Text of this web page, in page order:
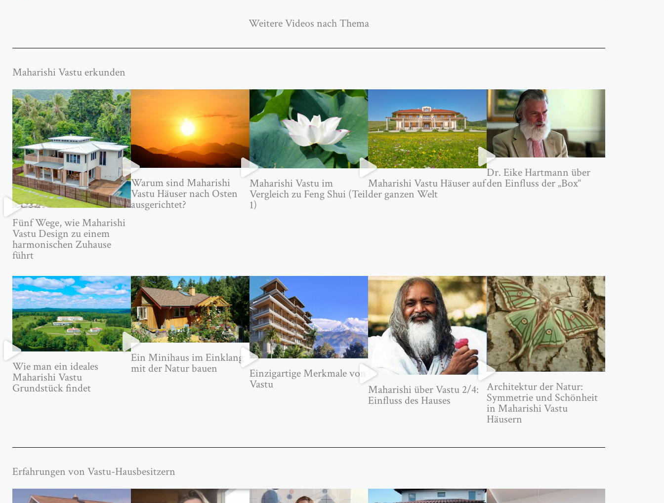
Weitere Videos nach Thema
Maharishi Vastu erkunden
Fünf Wege, wie Maharishi
Vastu Design zu einem
harmonischen Zuhause
führt
Warum sind Maharishi
Vastu Häuser nach Osten
ausgerichtet?
Maharishi Vastu im
Vergleich zu Feng Shui (Teil
1)
Maharishi Vastu Häuser auf
der ganzen Welt
Dr. Eike Hartmann über
den Einfluss der „Box“
Wie man ein ideales
Maharishi Vastu
Grundstück findet
Ein Minihaus im Einklang
mit der Natur bauen Einzigartige Merkmale von
Vastu Maharishi über Vastu 2/4:
Einfluss des Hauses
Architektur der Natur:
Symmetrie und Schönheit
in Maharishi Vastu
Häusern
Erfahrungen von Vastu-Hausbesitzern